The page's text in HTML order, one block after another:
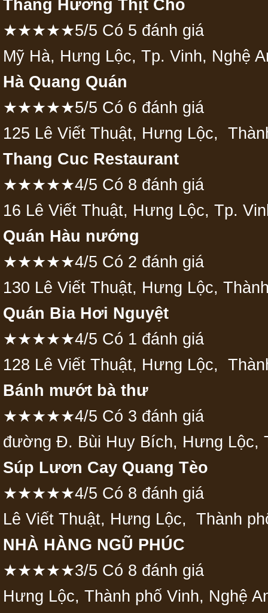
Thắng Hường Thịt Chó
★★★★★5/5 Có 5 đánh giá
Mỹ Hà, Hưng Lộc, Tp. Vinh, Nghệ
Hà Quang Quán
★★★★★5/5 Có 6 đánh giá
125 Lê Viết Thuật, Hưng Lộc,
Thang Cuc Restaurant
★★★★★4/5 Có 8 đánh giá
16 Lê Viết Thuật, Hưng Lộc, Tp.
Quán Hàu nướng
★★★★★4/5 Có 2 đánh giá
130 Lê Viết Thuật, Hưng Lộc,
Quán Bia Hơi Nguyệt
★★★★★4/5 Có 1 đánh giá
128 Lê Viết Thuật, Hưng Lộc,
Bánh mướt bà thư
★★★★★4/5 Có 3 đánh giá
đường Đ. Bùi Huy Bích, Hưng Lộc,
Súp Lươn Cay Quang Tèo
★★★★★4/5 Có 8 đánh giá
Lê Viết Thuật, Hưng Lộc, Thành
NHÀ HÀNG NGŨ PHÚC
★★★★★3/5 Có 8 đánh giá
Hưng Lộc, Thành phố Vinh, Nghệ